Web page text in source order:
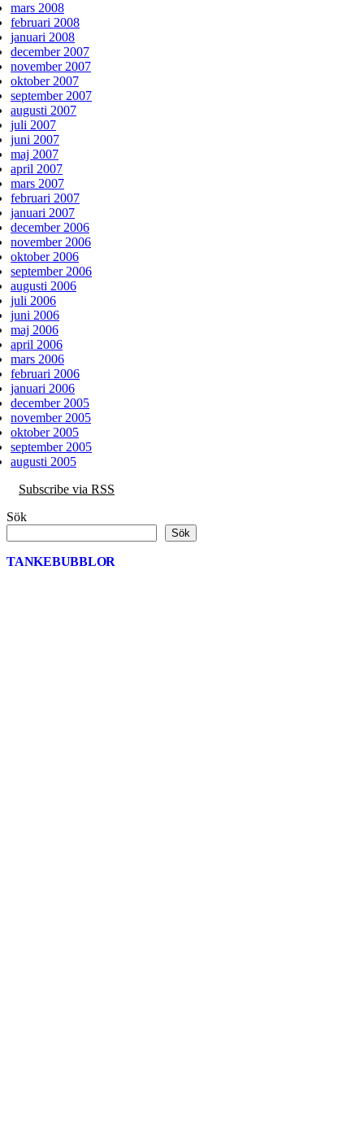
mars 2008
februari 2008
januari 2008
december 2007
november 2007
oktober 2007
september 2007
augusti 2007
juli 2007
juni 2007
maj 2007
april 2007
mars 2007
februari 2007
januari 2007
december 2006
november 2006
oktober 2006
september 2006
augusti 2006
juli 2006
juni 2006
maj 2006
april 2006
mars 2006
februari 2006
januari 2006
december 2005
november 2005
oktober 2005
september 2005
augusti 2005
Subscribe via RSS
Sök
Sök
TANKEBUBBLOR